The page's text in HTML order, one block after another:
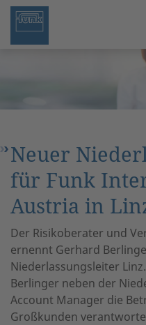
Neuer
für Funk
Austria in
Der Risikoberater und
ernennt Gerhard
Niederlassungsleiter
Berlinger neben der
Account Manager die
Großkunden